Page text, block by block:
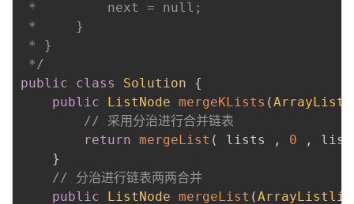
*         next = null;
*     }
* }
*/
public
class Solution
{
public
ListNode mergeKLists (
// 采用分治进行合并链表
return mergeList ( lists , 0 ,
}
// 分治进行链表两两合并
public
ListNode mergeList (